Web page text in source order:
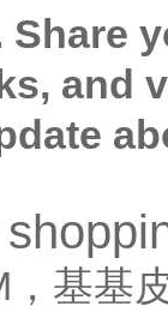
Share
and
基基